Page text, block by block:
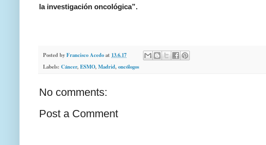
la investigación oncológica”.
Posted byFrancisco Acedoat 13.6.17
Labels: Cáncer,ESMO,Madrid,oncólogos
No comments:
Post a Comment